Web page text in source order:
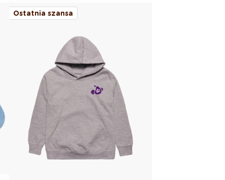
Ostatnia szansa